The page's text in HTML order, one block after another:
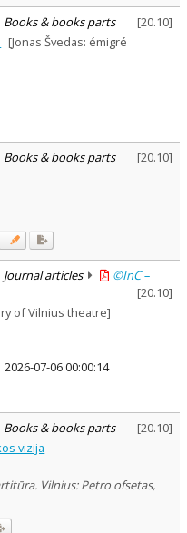
Books & books parts [20.10]
[Jonas Švedas: émigré
Books & books parts [20.10]
Journal articles
©InC –
[20.10]
of Vilnius theatre]
2026-07-06 00:00:14
Books & books parts [20.10]
vizija
Vilnius: Petro ofsetas,